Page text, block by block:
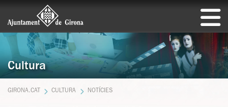
Cultura
GIRONA.CAT CULTURA NOTÍCIES